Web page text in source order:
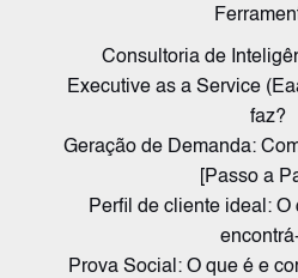
Consultoria de
Executive as a Service
faz?
Geração de Demanda:
[Passo a
Perfil de cliente ideal: O
Prova Social: O que é e